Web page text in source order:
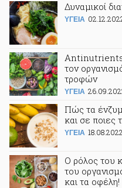
Δυναμικοί
ΥΓΕΙΑ
Antinutrients,
τον
τροφών
ΥΓΕΙΑ
Πώς τα
και σε ποιες
ΥΓΕΙΑ 18.08.2022
Ο ρόλος του
του
και τα οφέλη!